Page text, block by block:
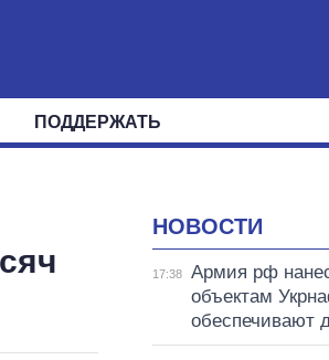
ПОДДЕРЖАТЬ
НОВОСТИ
17:38
Армия рф
объектам
обеспечивают